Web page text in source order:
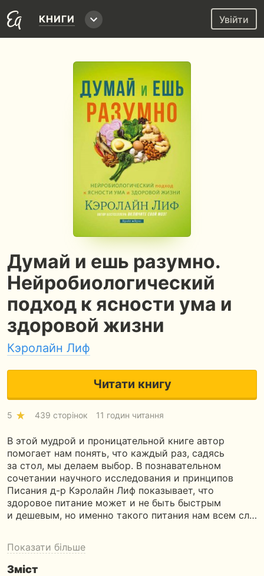
КНИГИ Увійти
Думай и ешь разумно.
Нейробиологический
подход к ясности ума и
здоровой жизни
Кэролайн Лиф
Читати книгу
5 439 сторінок 11 годин читання
В этой мудрой и проницательной книге автор
помогает нам понять, что каждый раз, садясь
за стол, мы делаем выбор. В познавательном
сочетании научного исследования и принципов
Писания д-р Кэролайн Лиф показывает, что
здоровое питание может и не быть быстрым
и дешевым, но именно такого питания нам всем сл…
Показати більше
Зміст